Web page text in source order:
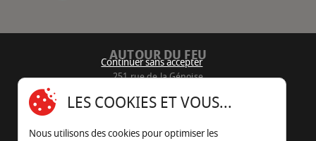
AUTOUR DU FEU
251 rue de la Génoise
05 45 22 98 09
Nous envoyer un e-mail
Continuer sans accepter
LES COOKIES ET VOUS...
Nous utilisons des cookies pour optimiser les